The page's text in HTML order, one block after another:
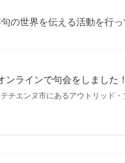
の世界を伝える活動を行っ
ンラインで句会をしました！
チエンヌ市にあるアウトリッド